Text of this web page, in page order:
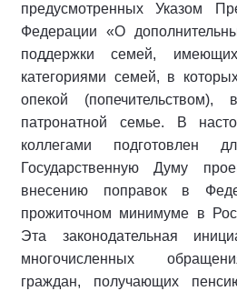
предусмотренных Указом
Федерации «О
поддержки семей,
категориями семей, в
опекой
патронатной семье. В
коллегами подготовлен
Государственную Думу
внесению поправок в
прожиточном минимуме в
Эта законодательная
многочисленных
граждан, получающих